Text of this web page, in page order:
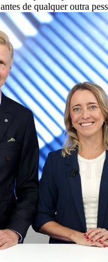
de qualquer outra